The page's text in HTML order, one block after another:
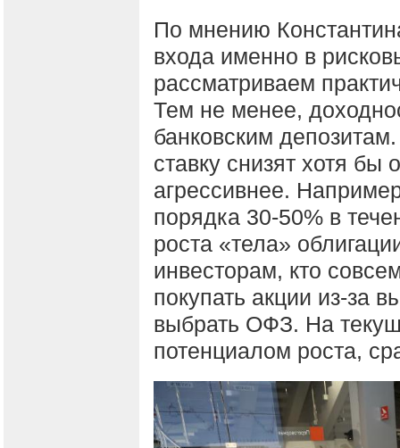
По мнению
входа именно в
рассматриваем
Тем не менее,
банковским
ставку снизят хотя
агрессивнее.
порядка 30-50% в
роста «тела»
инвесторам, кто
покупать акции из-за
выбрать ОФЗ. На
потенциалом роста,